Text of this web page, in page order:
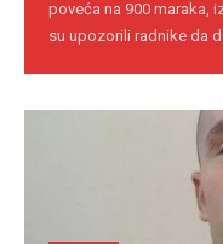
poveća na 900 maraka,
su upozorili radnike da